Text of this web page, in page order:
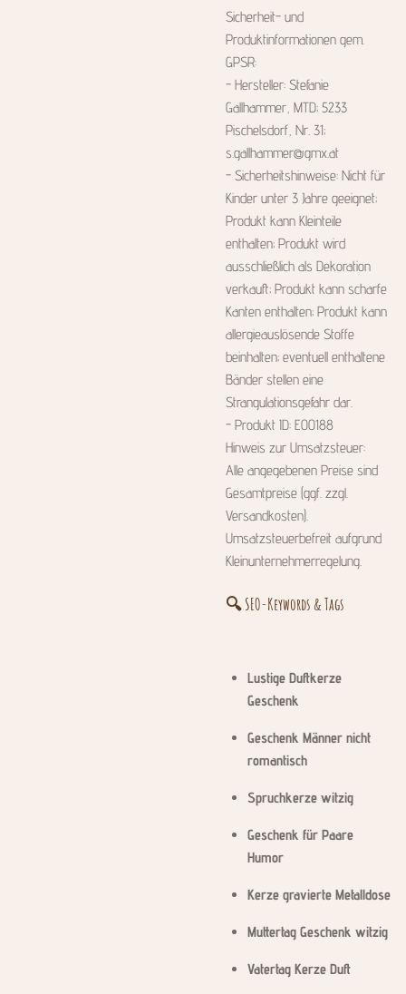
Sicherheit- und
Produktinformationen gem.
GPSR:
- Hersteller: Stefanie
Gallhammer, MTD; 5233
Pischelsdorf, Nr. 31;
s.gallhammer@gmx.at
- Sicherheitshinweise: Nicht für
Kinder unter 3 Jahre geeignet;
Produkt kann Kleinteile
enthalten; Produkt wird
ausschließlich als Dekoration
verkauft; Produkt kann scharfe
Kanten enthalten; Produkt kann
allergieauslösende Stoffe
beinhalten; eventuell enthaltene
Bänder stellen eine
Strangulationsgefahr dar.
- Produkt ID: E00188
Hinweis zur Umsatzsteuer:
Alle angegebenen Preise sind
Gesamtpreise (ggf. zzgl.
Versandkosten).
Umsatzsteuerbefreit aufgrund
Kleinunternehmerregelung.
🔍SEO-Keywords & Tags
Lustige Duftkerze
Geschenk
Geschenk Männer nicht
romantisch
Spruchkerze witzig
Geschenk für Paare
Humor
Kerze gravierte Metalldose
Muttertag Geschenk witzig
Vatertag Kerze Duft